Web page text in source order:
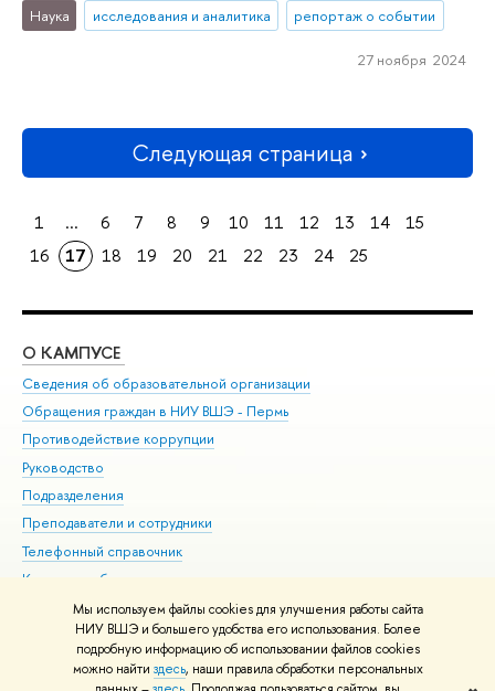
Мы используем файлы cookies для улучшения работы сайта
НИУ ВШЭ и большего удобства его использования. Более
подробную информацию об использовании файлов cookies
можно найти здесь, наши правила обработки персональных
Наука исследования и аналитика репортаж о событии
27 ноября 2024
Следующая страница
1 ... 6 7 8 9 10 11 12 13 14
15
16
17 18 19 20 21 22 23 24 25
О КАМПУСЕ
Сведения об образовательной организации
Обращения граждан в НИУ ВШЭ - Пермь
Противодействие коррупции
Руководство
Подразделения
Преподаватели и сотрудники
Телефонный справочник
Корпуса и общежития
ВШЭ для студентов с ограниченными возможностями
здоровья и инвалидностью
Единая платежная страница